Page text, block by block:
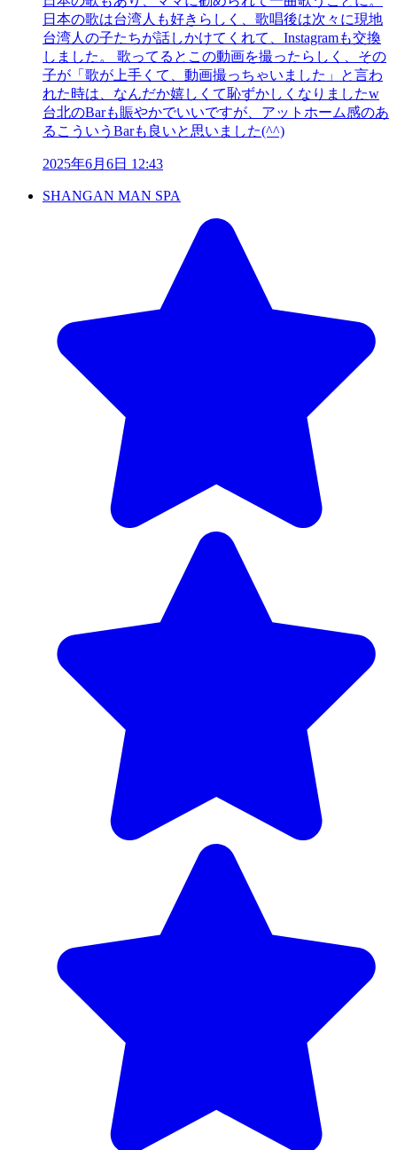
日本の歌は台湾人も好きらしく、歌唱後は次々に現地
台湾人の子たちが話しかけてくれて、Instagramも交換
しました。 歌ってるとこの動画を撮ったらしく、その
子が「歌が上手くて、動画撮っちゃいました」と言わ
れた時は、なんだか嬉しくて恥ずかしくなりましたw
台北のBarも賑やかでいいですが、アットホーム感のあ
るこういうBarも良いと思いました(^^)
2025年6月6日 12:43
SHANGAN MAN SPA